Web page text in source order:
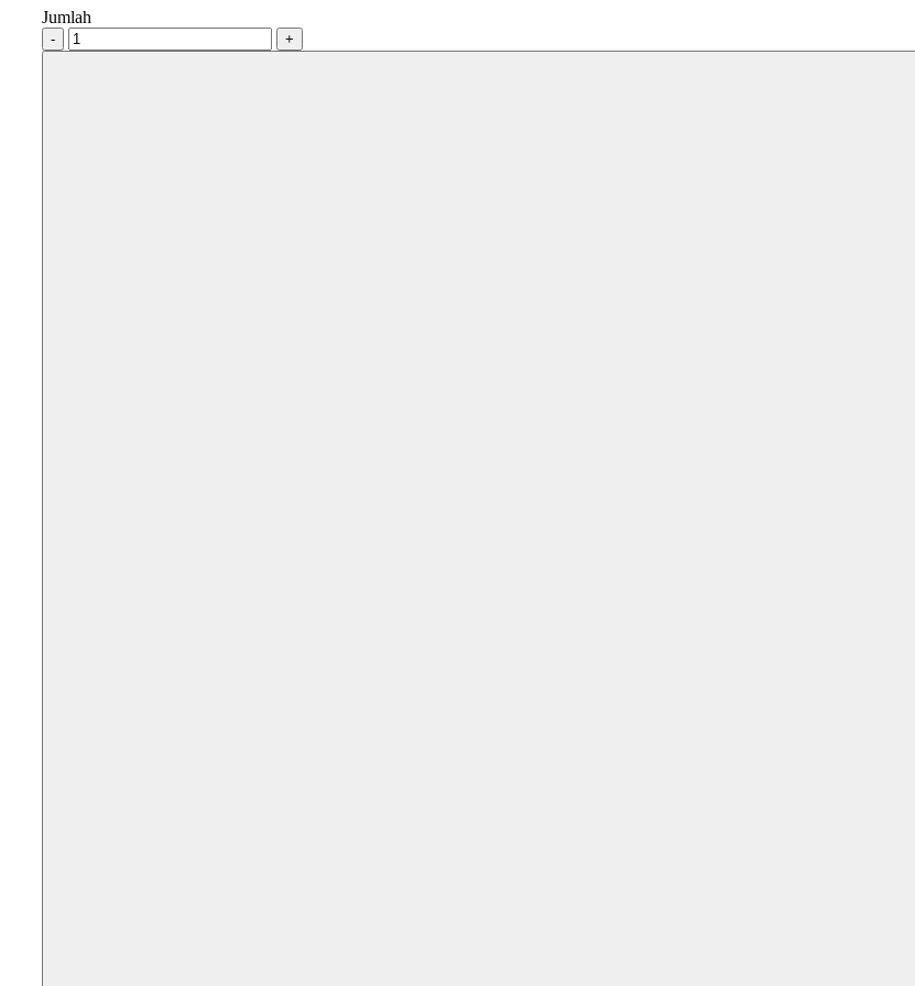
Jumlah
- +